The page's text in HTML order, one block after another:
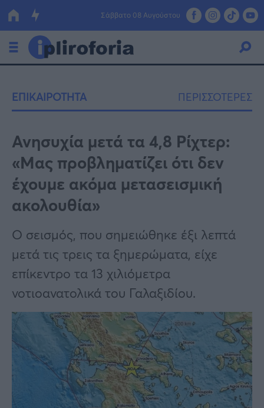
Σάββατο 08 Αυγούστου
Οικονομία
Πολιτική
Τράπεζες
Επιδοτήσεις
Κόσμος
Lifestyle
Αθλητικά
Υγεία
Γυναίκα
Καιρός
ΕΠΙΚΑΙΡΟΤΗΤΑ ΠΕΡΙΣΣΟΤΕΡΕΣ
Ανησυχία μετά τα 4,8 Ρίχτερ:
«Μας προβληματίζει ότι δεν
έχουμε ακόμα μετασεισμική
ακολουθία»
Ο σεισμός, που σημειώθηκε έξι λεπτά
μετά τις τρεις τα ξημερώματα, είχε
επίκεντρο τα 13 χιλιόμετρα
νοτιοανατολικά του Γαλαξιδίου.